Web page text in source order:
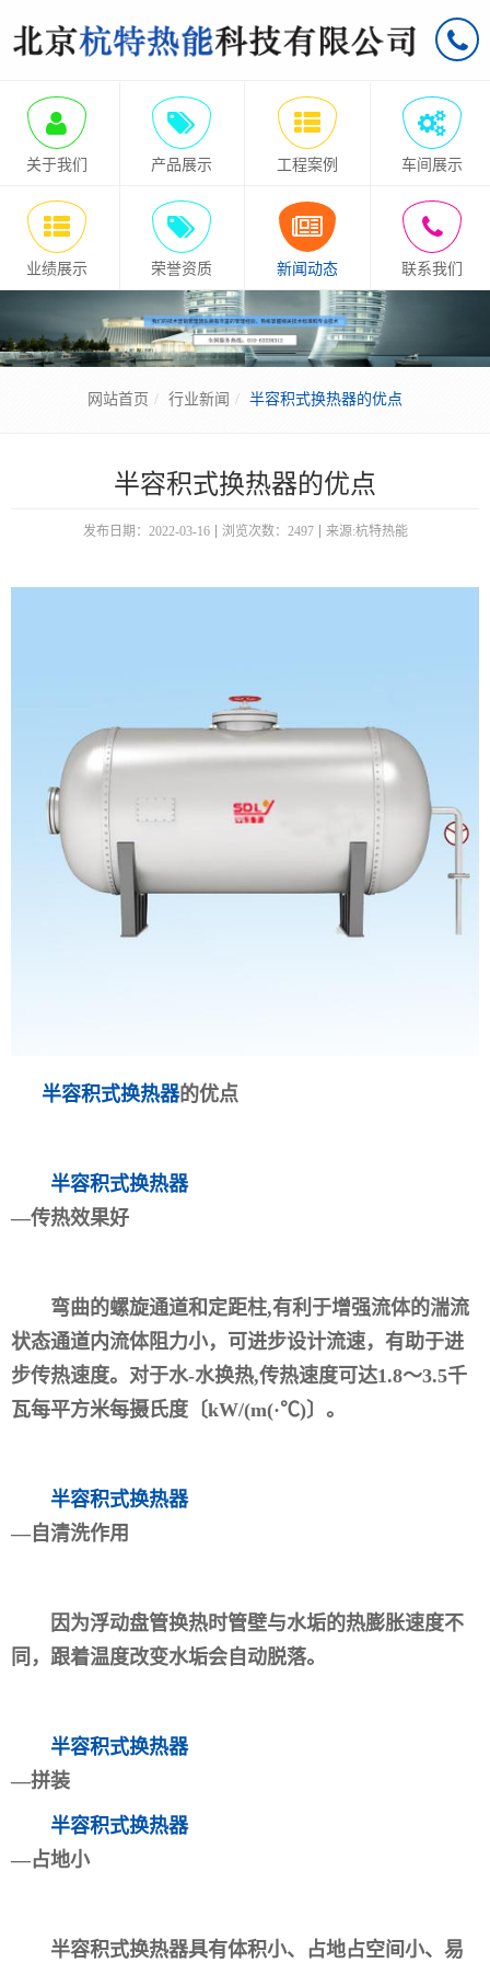
关于我们 产品展示 工程案例 车间展示
业绩展示 荣誉资质 新闻动态 联系我们
网站首页 行业新闻 半容积式换热器的优点
半容积式换热器的优点
发布日期：2022-03-16 浏览次数：2497 来源:杭特热能
半容积式换热器的优点
半容积式换热器
—传热效果好
弯曲的螺旋通道和定距柱,有利于增强流体的湍流
状态通道内流体阻力小，可进步设计流速，有助于进
步传热速度。对于水-水换热,传热速度可达1.8～3.5千
瓦每平方米每摄氏度〔kW/(m(·℃)〕。
半容积式换热器
—自清洗作用
因为浮动盘管换热时管壁与水垢的热膨胀速度不
同，跟着温度改变水垢会自动脱落。
半容积式换热器
—拼装
半容积式换热器
—占地小
半容积式换热器具有体积小、占地占空间小、易